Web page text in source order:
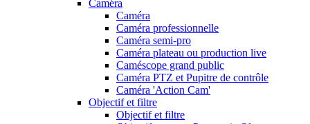
Caméra
Caméra
Caméra professionnelle
Caméra semi-pro
Caméra plateau ou production live
Caméscope grand public
Caméra PTZ et Pupitre de contrôle
Caméra 'Action Cam'
Objectif et filtre
Objectif et filtre